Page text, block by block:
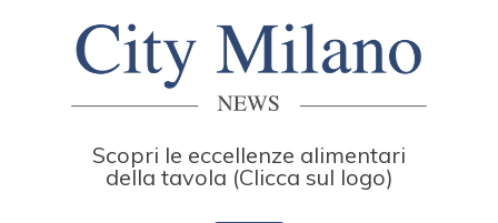
Scopri le eccellenze alimentari
della tavola (Clicca sul logo)